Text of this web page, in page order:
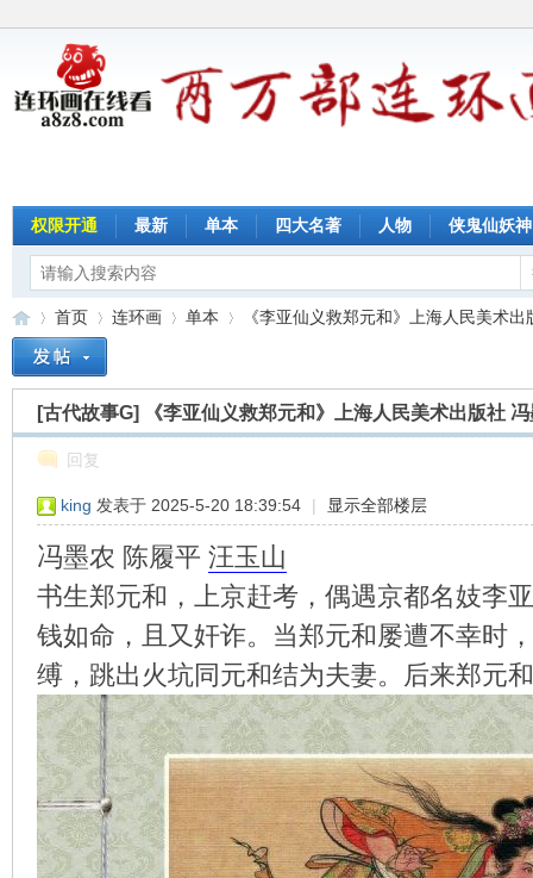
权限开通 最新 单本 四大名著 人物 侠鬼仙妖神
»
首页
›
连环画
›
单本
›
《李亚仙义救郑元和》上海人民美术
[古代故事G] 《李亚仙义救郑元和》上海人民美术出版社
回复
king 发表于 2025-5-20 18:39:54 | 显示全部楼层
冯墨农 陈履平 汪玉山
书生郑元和，上京赶考，偶遇京都名妓李
钱如命，且又奸诈。当郑元和屡遭不幸时
缚，跳出火坑同元和结为夫妻。后来郑元